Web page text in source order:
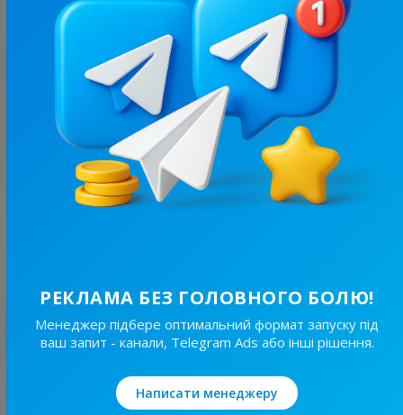
З цим каналом часто купують
/
1K
Ужгород⚡️Незламний
Новини/ЗМІ, Регіональні
Ціна реклами
Найкращі за темою
19.7K/
3.8K
Новини Львівщини та України
РЕКЛАМА БЕЗ ГОЛОВНОГО БОЛЮ!
Менеджер підбере оптимальний формат запуску під
ваш запит - канали, Telegram Ads або інші рішення.
Написати менеджеру